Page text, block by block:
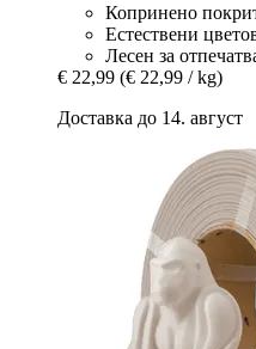
Копринено
Естествени
Лесен за
€ 22,99 (€ 22,99 / kg)
Доставка до 14. август